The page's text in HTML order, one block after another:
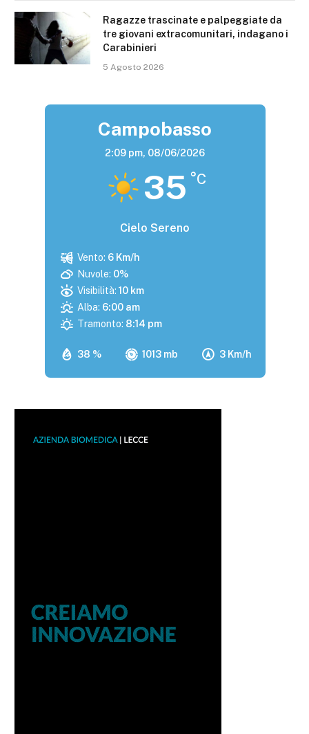
Ragazze trascinate e palpeggiate da
tre giovani extracomunitari, indagano i
Carabinieri
5 Agosto 2026
Campobasso
2:09 pm, 08/06/2026
35 °C
Cielo Sereno
38 % 1013 mb 3 Km/h
Vento: 6 Km/h
Nuvole: 0%
Visibilità: 10 km
Alba: 6:00 am
Tramonto: 8:14 pm